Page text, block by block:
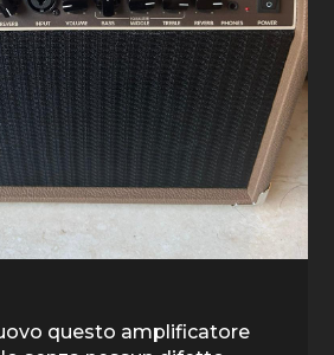
questo amplificatore